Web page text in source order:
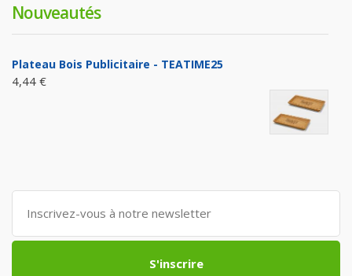
Nouveautés
Plateau Bois Publicitaire - TEATIME25
4,44 €
S'inscrire